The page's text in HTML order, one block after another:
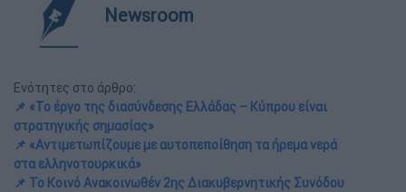
Newsroom
Ενότητες στο άρθρο:
📌 «Το έργο της διασύνδεσης Ελλάδας – Κύπρου είναι
στρατηγικής σημασίας»
📌 «Αντιμετωπίζουμε με αυτοπεποίθηση τα ήρεμα νερά
στα ελληνοτουρκικά»
📌 Το Κοινό Ανακοινωθέν 2ης Διακυβερνητικής Συνόδου